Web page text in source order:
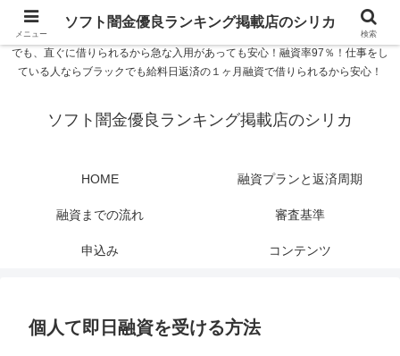
ソフト闇金優良ランキング 中小消費者金融在籍確認なし シリカなら24時間
365日 在籍確認なしで借りれるブラック即日振込融資です。土日や祝日、夜間
でも、直ぐに借りられるから急な入用があっても安心！融資率97％！仕事をし
ている人ならブラックでも給料日返済の１ヶ月融資で借りられるから安心！
ソフト闇金優良ランキング掲載店のシリカ
HOME 融資プランと返済周期
融資までの流れ 審査基準
申込み コンテンツ
個人て即日融資を受ける方法
メニュー
ソフト闇金優良ランキング掲載店のシリカ
検索